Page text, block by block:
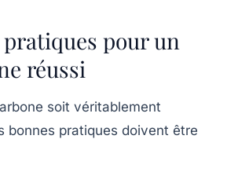
pour un
réussi
soit véritablement
bonnes pratiques doivent être